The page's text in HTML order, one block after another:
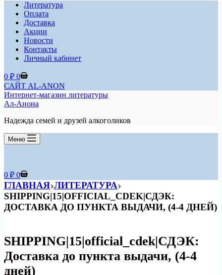
Литература
Оплата
Доставка
Акции
Новости
Контакты
Личный кабинет
Корзина
0 ₽ 0
САЙТ AL-ANON
Интернет-магазин литературы
Ал-Анона
Надежда семей и друзей алкоголиков
Меню
Корзина
0 ₽ 0
ГЛАВНАЯ ЛИТЕРАТУРА
SHIPPING|15|OFFICIAL_CDEK|СДЭК:
ДОСТАВКА ДО ПУНКТА ВЫДАЧИ, (4-4 ДНЕЙ)
SHIPPING|15|official_cdek|СДЭК:
Доставка до пункта выдачи, (4-4
дней)